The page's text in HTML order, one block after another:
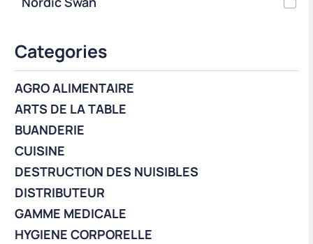
Categories
AGRO ALIMENTAIRE
ARTS DE LA TABLE
BUANDERIE
CUISINE
DESTRUCTION DES NUISIBLES
DISTRIBUTEUR
GAMME MEDICALE
HYGIENE CORPORELLE